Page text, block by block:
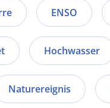
ENSO
Hochwasser
Naturereignis